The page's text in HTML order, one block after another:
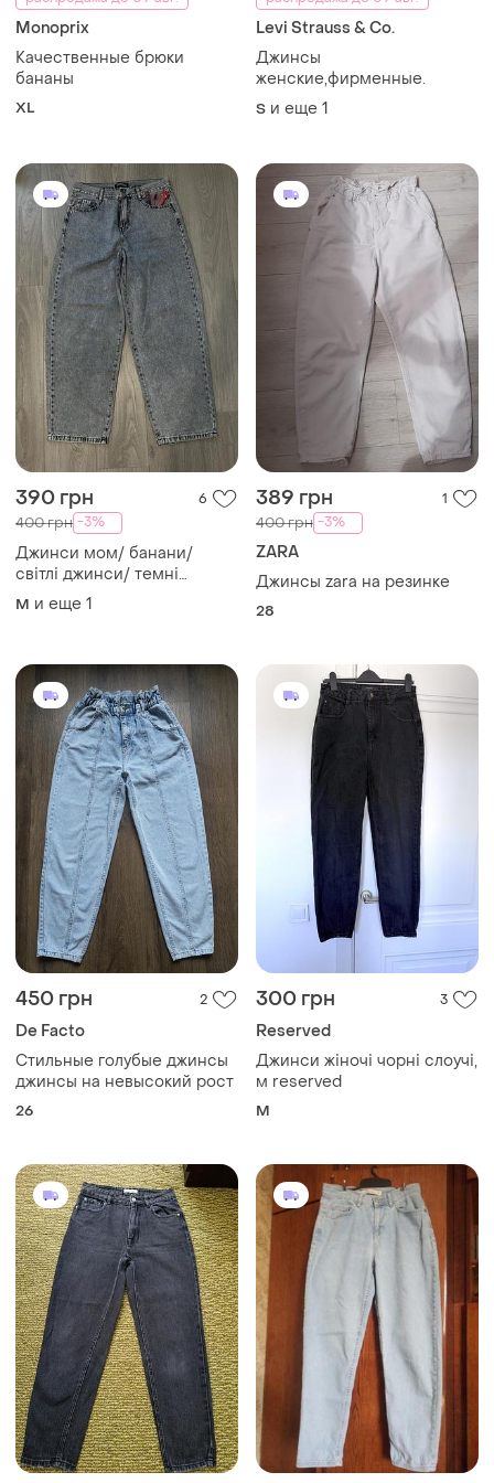
Monoprix
Качественные брюки
бананы
XL
Levi Strauss & Co.
Джинсы
женские,фирменные.
S и еще 1
390 грн 6
400 грн -3%
Джинси мом/ банани/
світлі джинси/ темні
джинси/
M и еще 1
389 грн 1
400 грн -3%
ZARA
Джинсы zara на резинке
28
450 грн 2
De Facto
Стильные голубые джинсы
джинсы на невысокий рост
26
300 грн 3
Reserved
Джинси жіночі чорні слоучі,
м reserved
M